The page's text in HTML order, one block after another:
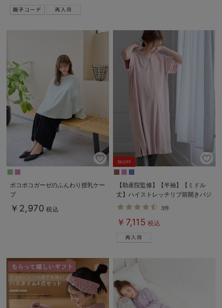
ポコポコガーゼのふんわり授乳ケー
プ
￥2,970 税込
5%OFF
【助産院監修】【半袖】【ミドル
丈】ハイストレッチリブ前開きパジ
ャマ マタニティ・授乳パジャマ
【出産後も長く使える】
3件
￥7,115 税込